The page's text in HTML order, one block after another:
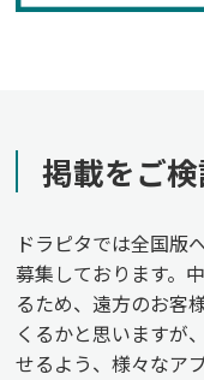
掲載をご
ドラピタでは全国版
募集しております。
るため、遠方のお客
くるかと思いますが
せるよう、様々なア